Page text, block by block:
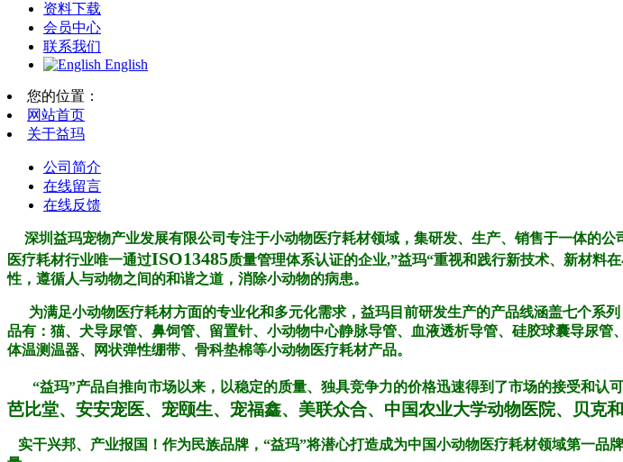
资料下载
会员中心
联系我们
English
您的位置：
网站首页
关于益玛
公司简介
在线留言
在线反馈
深圳益玛宠物产业发展有限公司专注于小动物医疗耗材领域，集研发、生产、销售于一体的
医疗耗材行业唯一通过ISO13485质量管理体系认证的企业,”益玛“重视和践行新技术、新材料
性，遵循人与动物之间的和谐之道，消除小动物的病患。
为满足小动物医疗耗材方面的专业化和多元化需求， 益玛目前研发生产的产品线涵盖七个系
品有：猫、犬导尿管、鼻饲管、留置针、小动物中心静脉导管、血液透析导管、硅胶球囊导尿
体温测温器、网状弹性绷带、骨科垫棉等小动物医疗耗材产品。
“益玛”产品自推向市场以来，以稳定的质量、独具竞争力的价格迅速得到了市场的接受和认
芭比堂、安安宠医、宠颐生、宠福鑫、美联众合、中国农业大学动物医院、贝克
实干兴邦、产业报国！作为民族品牌，“益玛”将潜心打造成为中国小动物医疗耗材领域第一